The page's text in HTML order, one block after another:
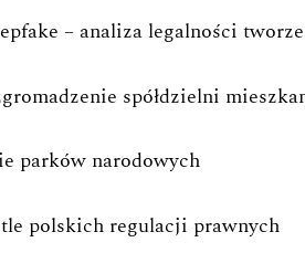
– analiza legalności
spółdzielni
parków narodowych
polskich regulacji prawnych